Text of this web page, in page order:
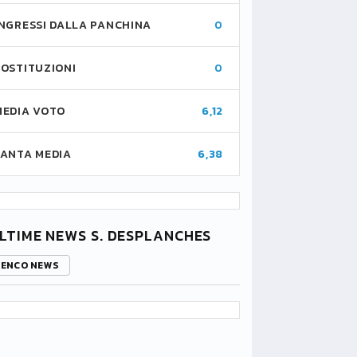
DALLA PANCHINA 0
0
VOTO 6,12
MEDIA 6,38
NEWS S. DESPLANCHES
NEWS